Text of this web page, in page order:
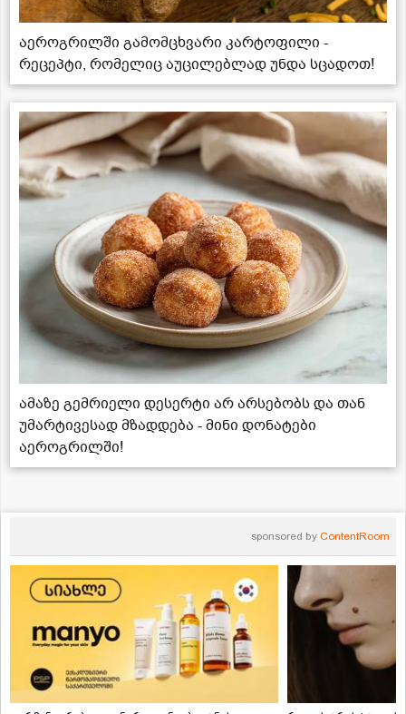
აეროგრილში გამომცხვარი კარტოფილი -
რეცეპტი, რომელიც აუცილებლად უნდა სცადოთ!
ამაზე გემრიელი დესერტი არ არსებობს და თან
უმარტივესად მზადდება - მინი დონატები
აეროგრილში!
sponsored by ContentRoom